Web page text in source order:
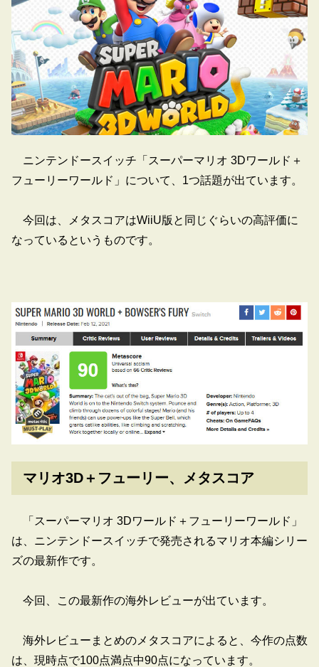
ニンテンドースイッチ「スーパーマリオ 3Dワールド＋
フューリーワールド」について、1つ話題が出ています。
今回は、メタスコアはWiiU版と同じぐらいの高評価に
なっているというものです。
マリオ3D＋フューリー、メタスコア
「スーパーマリオ 3Dワールド＋フューリーワールド」
は、ニンテンドースイッチで発売されるマリオ本編シリー
ズの最新作です。
今回、この最新作の海外レビューが出ています。
海外レビューまとめのメタスコアによると、今作の点数
は、現時点で100点満点中90点になっています。